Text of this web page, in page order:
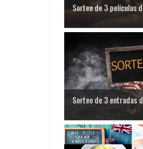
Sorteo de 3 películas
Sorteo de 3 entradas